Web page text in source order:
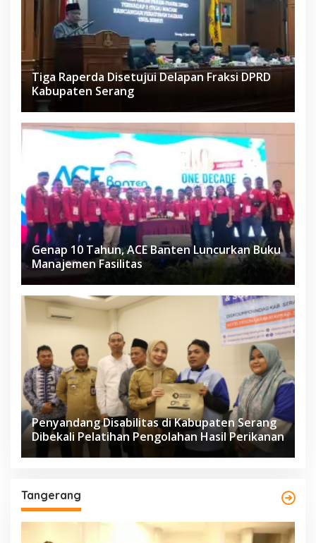
Tiga Raperda Disetujui Delapan Fraksi DPRD
Kabupaten Serang
Genap 10 Tahun, ACE Banten Luncurkan Buku
Manajemen Fasilitas
Penyandang Disabilitas di Kabupaten Serang
Dibekali Pelatihan Pengolahan Hasil Perikanan
Tangerang